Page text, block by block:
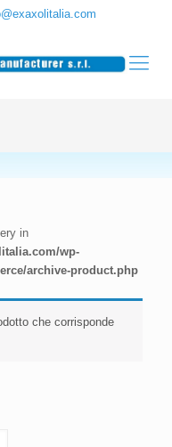
in
wp-
archive-product.php
che corrisponde